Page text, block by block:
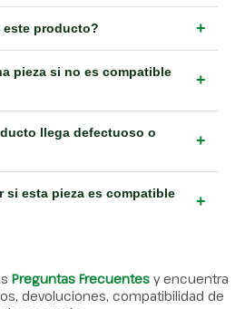
este producto? +
pieza si no es compatible
+
llega defectuoso o
+
si esta pieza es compatible
+
Preguntas Frecuentes y encuentra
devoluciones, compatibilidad de